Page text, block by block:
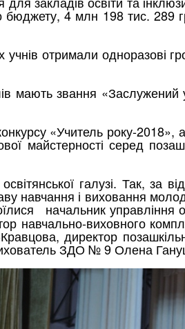
4 млн 198 тис. 289
отримали одноразові
мають звання «Заслужений
«Учитель року-2018»,
майстерності серед
галузі. Так, за
навчання і виховання
начальник управління
навчально-виховного
директор
ЗДО № 9 Олена